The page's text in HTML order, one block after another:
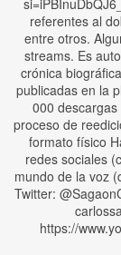
referentes al
entre otros.
streams. Es
crónica
publicadas en la
000
proceso de
formato físico
redes sociales
mundo de la voz
Twitter:
https://